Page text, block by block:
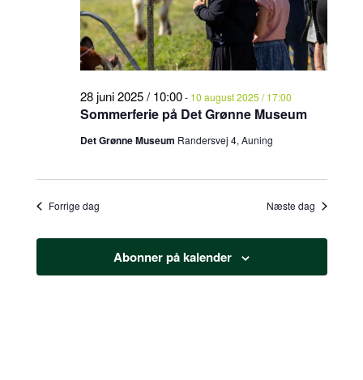
Sommerferie på Det Grønne Museum
28 juni 2025 / 10:00- 10 august 2025 / 17:00
Det Grønne Museum Randersvej 4, Auning
Forrige dag Næste dag
Abonner på kalender